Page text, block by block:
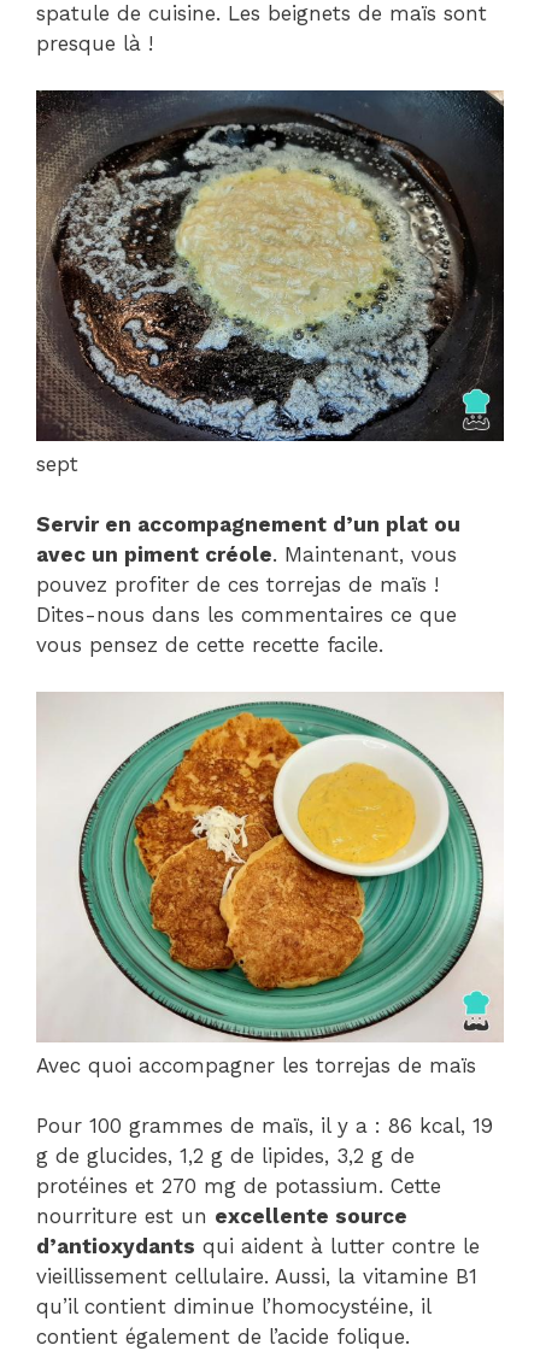
spatule de cuisine. Les beignets de maïs sont
presque là !
sept
Servir en accompagnement d’un plat ou
avec un piment créole. Maintenant, vous
pouvez profiter de ces torrejas de maïs !
Dites-nous dans les commentaires ce que
vous pensez de cette recette facile.
Avec quoi accompagner les torrejas de maïs
Pour 100 grammes de maïs, il y a : 86 kcal, 19
g de glucides, 1,2 g de lipides, 3,2 g de
protéines et 270 mg de potassium. Cette
nourriture est un excellente source
d’antioxydants qui aident à lutter contre le
vieillissement cellulaire. Aussi, la vitamine B1
qu’il contient diminue l’homocystéine, il
contient également de l’acide folique.